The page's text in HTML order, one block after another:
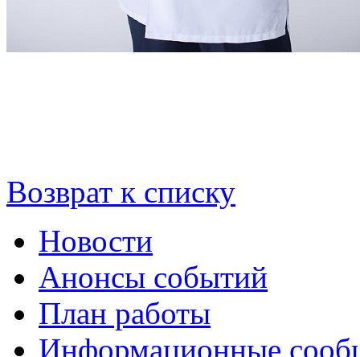
Возврат к списку
Новости
Анонсы событий
План работы
Информационные